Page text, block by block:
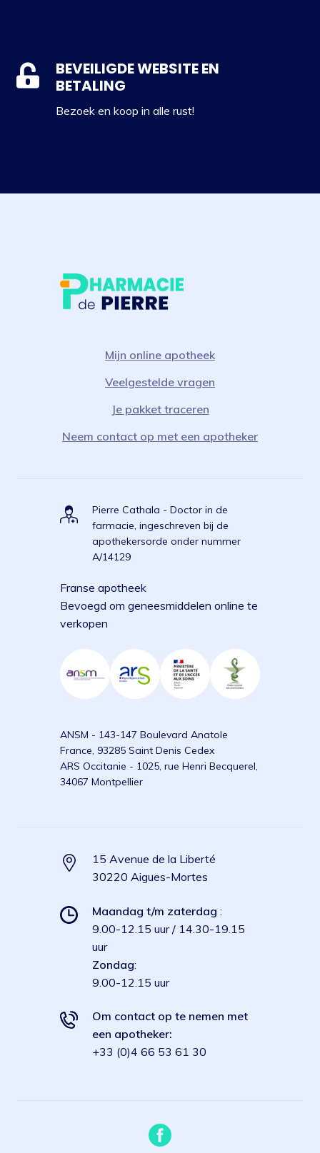
BEVEILIGDE WEBSITE EN
BETALING
Bezoek en koop in alle rust!
Mijn online apotheek
Veelgestelde vragen
Je pakket traceren
Neem contact op met een apotheker
Pierre Cathala - Doctor in de
farmacie, ingeschreven bij de
apothekersorde onder nummer
A/14129
Franse apotheek
Bevoegd om geneesmiddelen online te
verkopen
ANSM - 143-147 Boulevard Anatole
France, 93285 Saint Denis Cedex
ARS Occitanie - 1025, rue Henri Becquerel,
34067 Montpellier
15 Avenue de la Liberté
30220 Aigues-Mortes
Maandag t/m zaterdag :
9.00-12.15 uur / 14.30-19.15
uur
Zondag:
9.00-12.15 uur
Om contact op te nemen met
een apotheker:
+33 (0)4 66 53 61 30